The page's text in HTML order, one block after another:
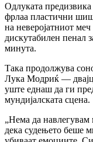
Одлуката
фрлаа пластични
на неверојатниот
дискутабилен пенал
минута.
Така продолжува
Лука Модриќ —
уште еднаш да ги
мундијалската сцена.
„Нема да
дека судењето беше